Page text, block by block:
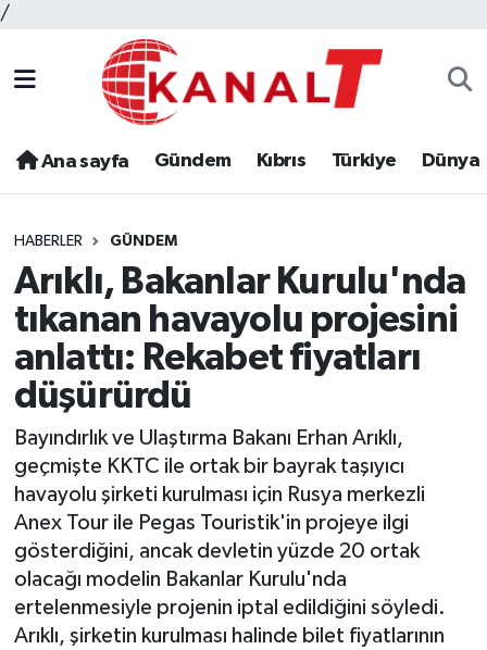
/
Ana sayfa Gündem Kıbrıs Türkiye Dünya
HABERLER GÜNDEM
Arıklı, Bakanlar Kurulu'nda
tıkanan havayolu projesini
anlattı: Rekabet fiyatları
düşürürdü
Bayındırlık ve Ulaştırma Bakanı Erhan Arıklı,
geçmişte KKTC ile ortak bir bayrak taşıyıcı
havayolu şirketi kurulması için Rusya merkezli
Anex Tour ile Pegas Touristik'in projeye ilgi
gösterdiğini, ancak devletin yüzde 20 ortak
olacağı modelin Bakanlar Kurulu'nda
ertelenmesiyle projenin iptal edildiğini söyledi.
Arıklı, şirketin kurulması halinde bilet fiyatlarının